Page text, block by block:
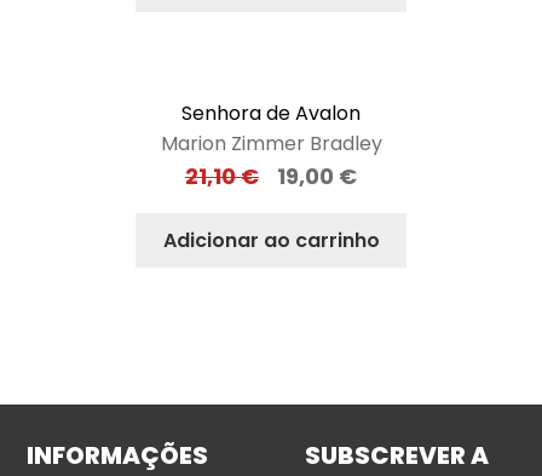
Senhora de Avalon
Marion Zimmer Bradley
21,10€ 19,00 €
Adicionar ao carrinho
INFORMAÇÕES
SUBSCREVER A